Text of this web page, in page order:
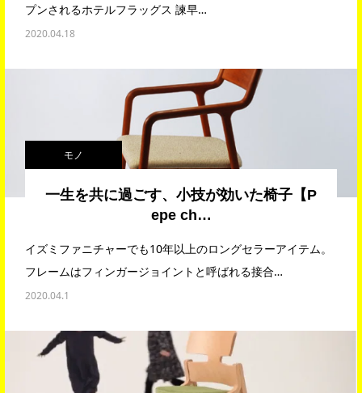
プンされるホテルフラッグス 諫早…
2020.04.18
モノ
一生を共に過ごす、小技が効いた椅子【P
epe ch…
イズミファニチャーでも10年以上のロングセラーアイテム。
フレームはフィンガージョイントと呼ばれる接合…
2020.04.1